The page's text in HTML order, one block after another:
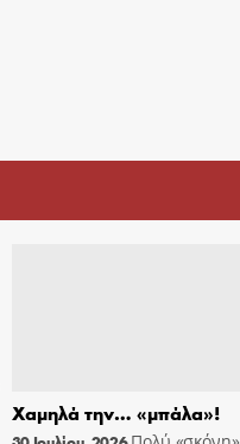
Χαμηλά την… «μπάλα»!